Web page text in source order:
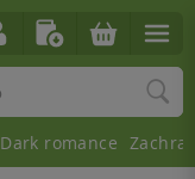
Dark romance